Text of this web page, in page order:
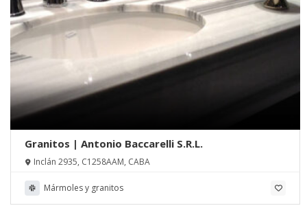
Granitos | Antonio Baccarelli S.R.L.
Inclán 2935, C1258AAM, CABA
Mármoles y granitos